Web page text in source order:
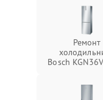
Ремонт
Bosch